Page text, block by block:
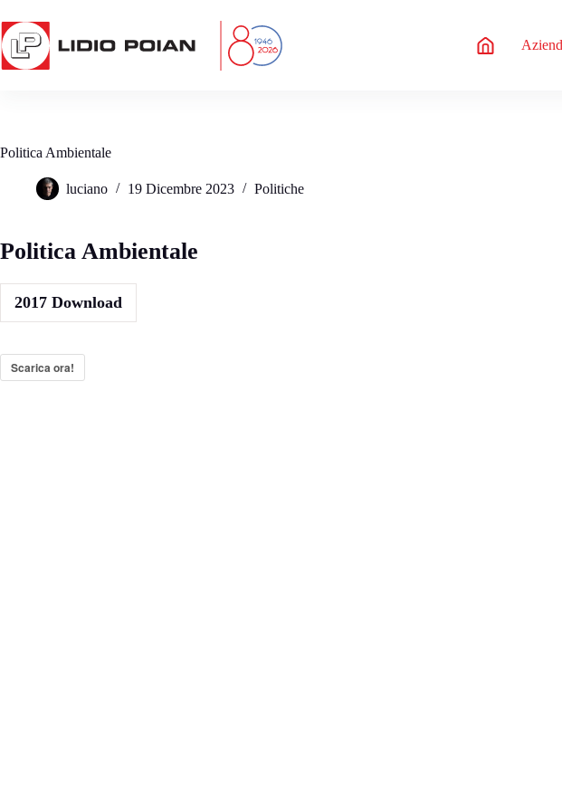
al
contenuto
Politica Ambientale
luciano 19 Dicembre 2023 Politiche
Politica Ambientale
2017 Download
Scarica ora!